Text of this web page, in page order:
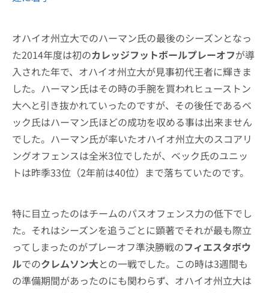
オハイオ州立大でのハーマン氏の最後のシーズンとなっ
た2014年度は初のカレッジフットボールプレーオフが導
入された年で、オハイオ州立大が見事初代王者に輝きま
した。ハーマン氏はその時の手腕を買われヒューストン
大へと引き抜かれていったのですが、その後任であるベ
ック氏はハーマン氏ほどの成功を収める事は出来ません
でした。ハーマン氏が率いたオハイオ州立大のスコアリ
ングオフェンスは全米3位でしたが、ベック氏のユニッ
トは昨季33位（2年前は40位）まで落ちていたのです。
特に目立ったのはチームのパスオフェンス力の低下でし
た。それはシーズンを追うごとに顕著でそれが最も際立
ってしまったのがプレーオフ準決勝戦のフィエスタボウ
ルでのクレムソン大との一戦でした。この時は3週間も
の準備期間があったのにも関わらず、オハイオ州立大は